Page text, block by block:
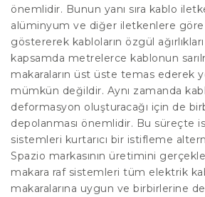
önemlidir. Bunun yanı sıra kablo
alüminyum ve diğer iletkenlere
göstererek kabloların özgül
kapsamda metrelerce kablonun
makaraların üst üste temas ederek
mümkün değildir. Aynı zamanda
deformasyon oluşturacağı için de
depolanması önemlidir. Bu süreçte
sistemleri kurtarıcı bir istifleme
Spazio markasının üretimini
makara raf sistemleri tüm elektrik
makaralarına uygun ve birbirlerine